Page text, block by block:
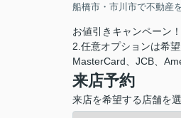
船橋市・市川市で不動産
お値引きキャンペーン
2.任意オプションは希
MasterCard、JCB、
来店予約
来店を希望する店舗を